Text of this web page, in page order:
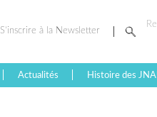
S’inscrire à la Newsletter
Actualités Histoire des JNAI